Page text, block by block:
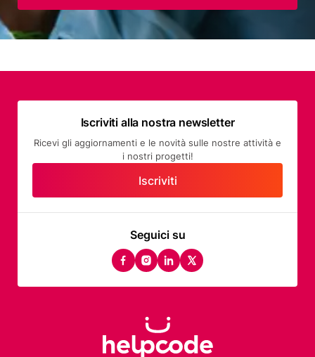
Seguici su
facebook
instagram
linkedin
twitter
Iscriviti alla nostra newsletter
Ricevi gli aggiornamenti e le novità sulle nostre attività e
i nostri progetti!
Iscriviti